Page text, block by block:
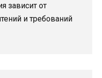
зависит от
и требований